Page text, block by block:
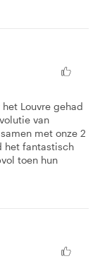
Louvre gehad
van
met onze 2
het fantastisch
toen hun